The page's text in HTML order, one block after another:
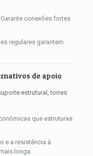
conexões fortes
regulares garantem
de apoio
estrutural, torres
que estruturas
e a resistência à
longa.